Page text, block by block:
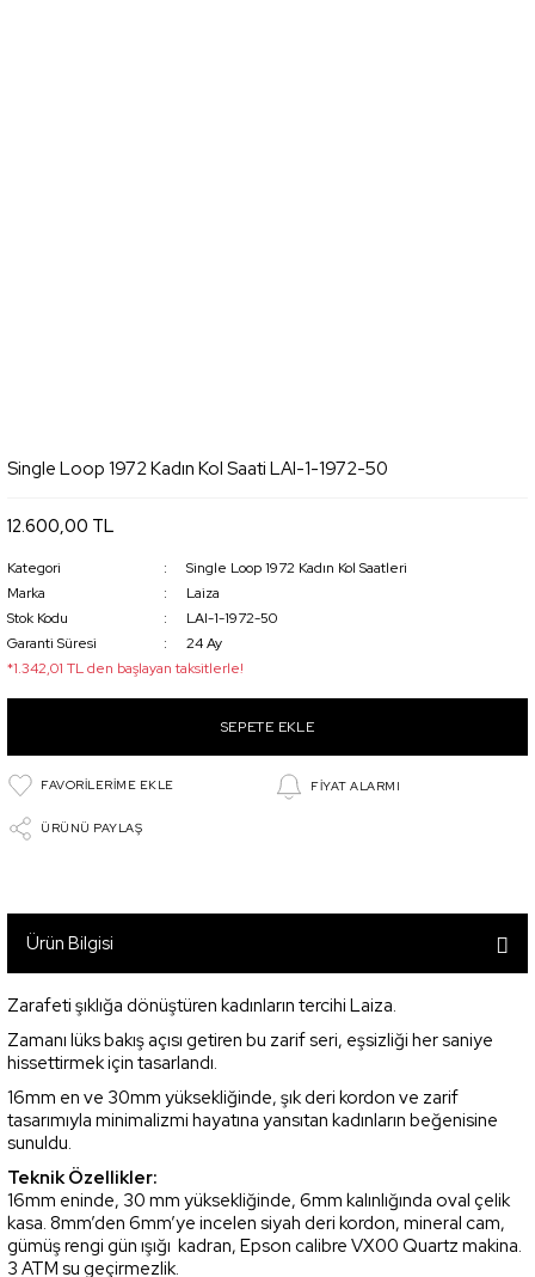
Single Loop 1972 Kadın Kol Saati LAI-1-1972-50
12.600,00 TL
Kategori
Single Loop 1972 Kadın Kol Saatleri
Marka
Laiza
Stok Kodu
LAI-1-1972-50
Garanti Süresi
24 Ay
*1.342,01 TL den başlayan taksitlerle!
SEPETE EKLE
FİYAT ALARMI
ÜRÜNÜ PAYLAŞ
Ürün Bilgisi
Zarafeti şıklığa dönüştüren kadınların tercihi Laiza.
Zamanı lüks bakış açısı getiren bu zarif seri, eşsizliği her saniye
hissettirmek için tasarlandı.
16mm en ve 30mm yüksekliğinde, şık deri kordon ve zarif
tasarımıyla minimalizmi hayatına yansıtan kadınların beğenisine
sunuldu.
Teknik Özellikler:
16mm eninde, 30 mm yüksekliğinde, 6mm kalınlığında oval çelik
kasa. 8mm’den 6mm’ye incelen siyah deri kordon, mineral cam,
gümüş rengi gün ışığı kadran, Epson calibre VX00 Quartz makina.
3 ATM su geçirmezlik.